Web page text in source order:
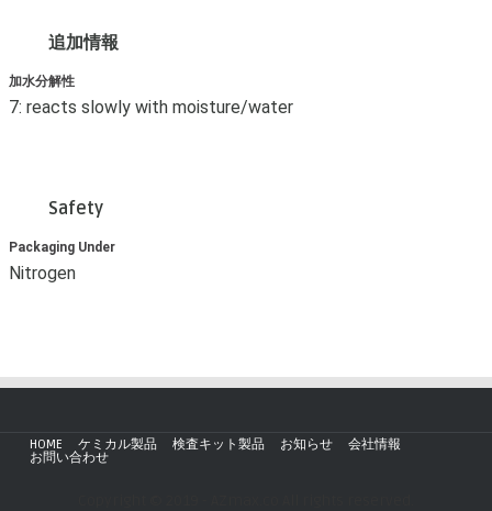
追加情報
加水分解性
7: reacts slowly with moisture/water
Safety
Packaging Under
Nitrogen
HOME ケミカル製品 検査キット製品 お知らせ
会社情報
お問い合わせ